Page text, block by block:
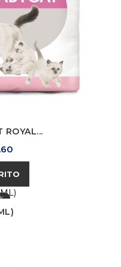
ROYAL...